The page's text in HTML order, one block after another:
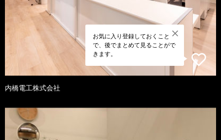
お気に入り登録しておくこと
で、後でまとめて見ることがで
きます。
内橋電工株式会社